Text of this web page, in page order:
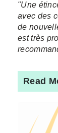
"Une
avec des
de
est très
Read